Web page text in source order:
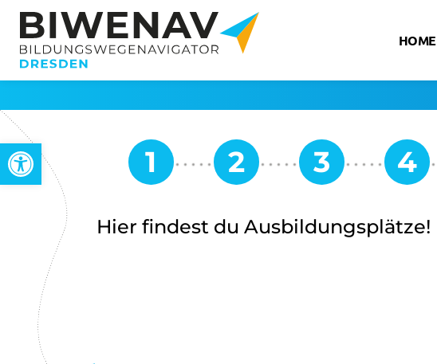
Werkzeugleiste öffnen
HOME
Hier findest du Ausbildungsplätze!